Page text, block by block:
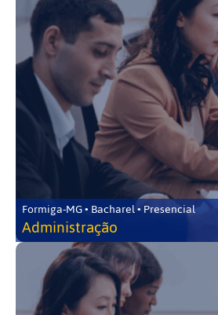
Formiga-MG • Bacharel • Presencial
Administração